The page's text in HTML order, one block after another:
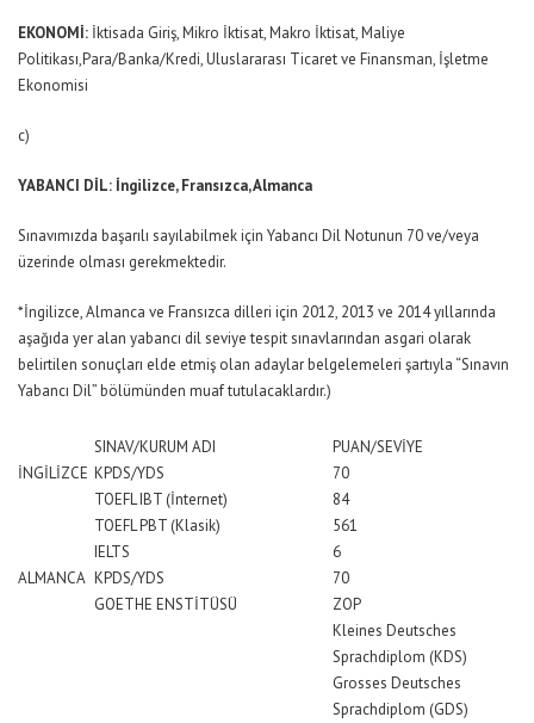
EKONOMİ: İktisada Giriş, Mikro İktisat, Makro İktisat, Maliye
Politikası,Para/Banka/Kredi, Uluslararası Ticaret ve Finansman, İşletme
Ekonomisi
c)
YABANCI DİL: İngilizce, Fransızca, Almanca
Sınavımızda başarılı sayılabilmek için Yabancı Dil Notunun 70 ve/veya
üzerinde olması gerekmektedir.
*İngilizce, Almanca ve Fransızca dilleri için 2012, 2013 ve 2014 yıllarında
aşağıda yer alan yabancı dil seviye tespit sınavlarından asgari olarak
belirtilen sonuçları elde etmiş olan adaylar belgelemeleri şartıyla “Sınavın
Yabancı Dil” bölümünden muaf tutulacaklardır.)
SINAV/KURUM ADI
PUAN/SEVİYE
İNGİLİZCE KPDS/YDS
70
TOEFL IBT (İnternet)
84
TOEFL PBT (Klasik)
561
IELTS
6
ALMANCA KPDS/YDS
70
GOETHE ENSTİTÜSÜ
ZOP
Kleines Deutsches
Sprachdiplom (KDS)
Grosses Deutsches
Sprachdiplom (GDS)